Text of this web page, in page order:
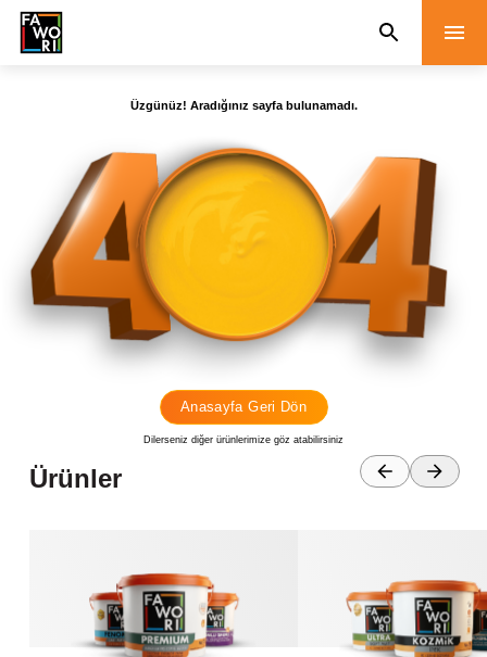
Üzgünüz! Aradığınız sayfa bulunamadı.
Anasayfa Geri Dön
Dilerseniz diğer ürünlerimize göz atabilirsiniz
Ürünler